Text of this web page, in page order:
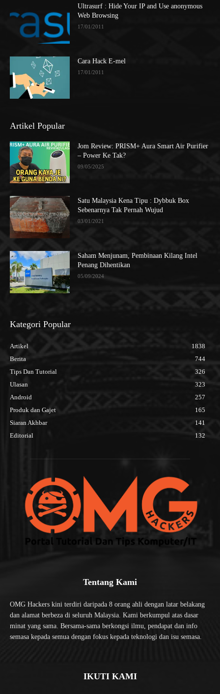
Ultrasurf : Hide Your IP and Use anonymous
Web Browsing
17/01/2011
Cara Hack E-mel
17/01/2011
Artikel Popular
Jom Review: PRISM+ Aura Smart Air Purifier
– Power Ke Tak?
09/05/2025
Satu Malaysia Kena Tipu : Dybbuk Box
Sebenarnya Tak Pernah Wujud
03/01/2021
Saham Menjunam, Pembinaan Kilang Intel
Penang Dihentikan
05/09/2024
Kategori Popular
Artikel
1838
Berita
744
Tips Dan Tutorial
326
Ulasan
323
Android
257
Produk dan Gajet
165
Siaran Akhbar
141
Editorial
132
Tentang Kami
OMG Hackers kini terdiri daripada 8 orang ahli dengan latar belakang
dan alamat berbeza di seluruh Malaysia. Kami berkumpul atas dasar
minat yang sama. Bersama-sama berkongsi ilmu, pendapat dan info
semasa kepada semua dengan fokus kepada teknologi dan isu semasa.
IKUTI KAMI